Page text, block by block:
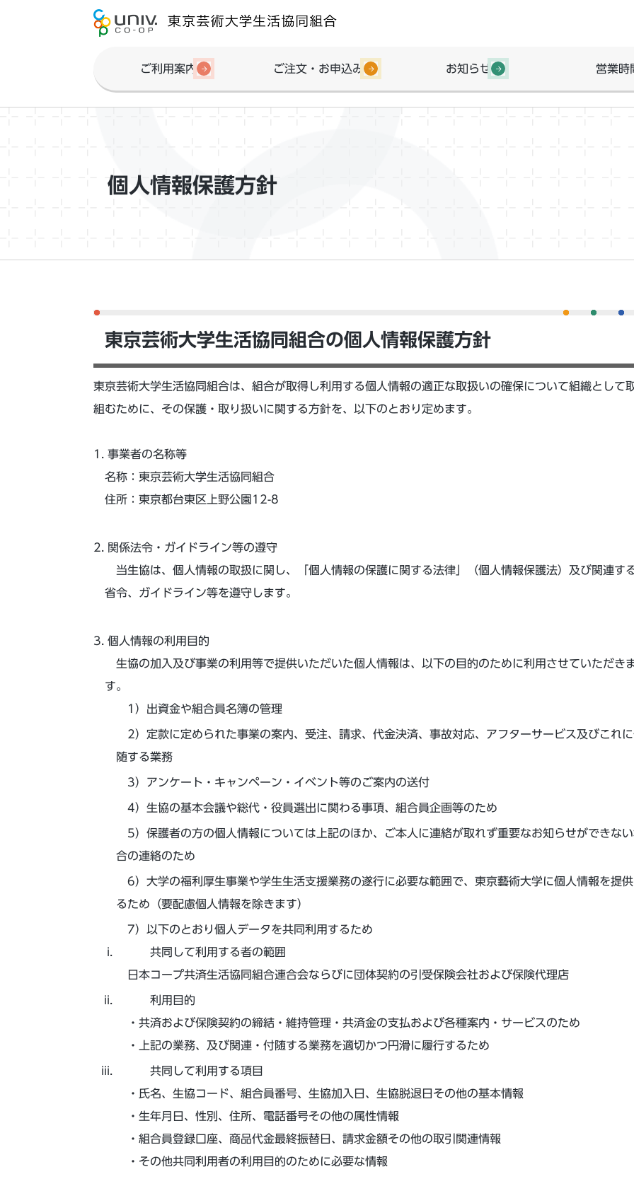
ご利用案内 ご注文・お申込み お知らせ 営業時
個人情報保護方針
東京芸術大学生活協同組合の個人情報保護方針
東京芸術大学生活協同組合は、組合が取得し利用する個人情報の適正な取扱いの確保について組織として
組むために、その保護・取り扱いに関する方針を、以下のとおり定めます。
事業者の名称等
名称：東京芸術大学生活協同組合
住所：東京都台東区上野公園12-8
関係法令・ガイドライン等の遵守
当生協は、個人情報の取扱に関し、「個人情報の保護に関する法律」（個人情報保護法）及び関連す
省令、ガイドライン等を遵守します。
個人情報の利用目的
生協の加入及び事業の利用等で提供いただいた個人情報は、以下の目的のために利用させていただき
す。
出資金や組合員名簿の管理
定款に定められた事業の案内、受注、請求、代金決済、事故対応、アフターサービス及びこれ
随する業務
アンケート・キャンペーン・イベント等のご案内の送付
生協の基本会議や総代・役員選出に関わる事項、組合員企画等のため
保護者の方の個人情報については上記のほか、ご本人に連絡が取れず重要なお知らせができな
合の連絡のため
大学の福利厚生事業や学生生活支援業務の遂行に必要な範囲で、東京藝術大学に個人情報を提
るため（要配慮個人情報を除きます）
以下のとおり個人データを共同利用するため
共同して利用する者の範囲
日本コープ共済生活協同組合連合会ならびに団体契約の引受保険会社および保険代理店
利用目的
・共済および保険契約の締結・維持管理・共済金の支払および各種案内・サービスのため
・上記の業務、及び関連・付随する業務を適切かつ円滑に履行するため
共同して利用する項目
・氏名、生協コード、組合員番号、生協加入日、生協脱退日その他の基本情報
・生年月日、性別、住所、電話番号その他の属性情報
・組合員登録口座、商品代金最終振替日、請求金額その他の取引関連情報
・その他共同利用者の利用目的のために必要な情報